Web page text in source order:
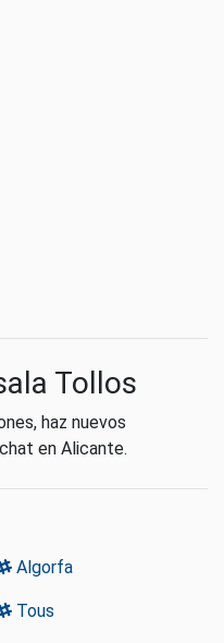
Tollos
haz nuevos
en Alicante.
Algorfa
Tous